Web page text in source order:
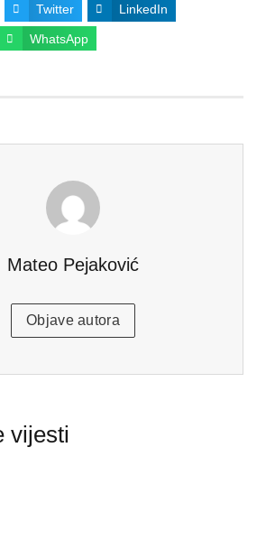
Twitter LinkedIn
WhatsApp
Mateo Pejaković
Objave autora
vijesti